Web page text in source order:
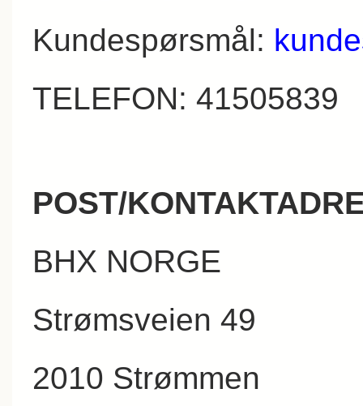
Kundespørsmål:
TELEFON: 41505839
POST/
BHX NORGE
Strømsveien 49
2010 Strømmen